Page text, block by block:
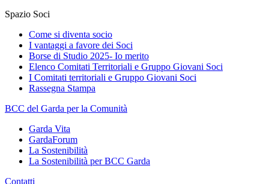
Spazio Soci
Come si diventa socio
I vantaggi a favore dei Soci
Borse di Studio 2025- Io merito
Elenco Comitati Territoriali e Gruppo Giovani Soci
I Comitati territoriali e Gruppo Giovani Soci
Rassegna Stampa
BCC del Garda per la Comunità
Garda Vita
GardaForum
La Sostenibilità
La Sostenibilità per BCC Garda
Contatti